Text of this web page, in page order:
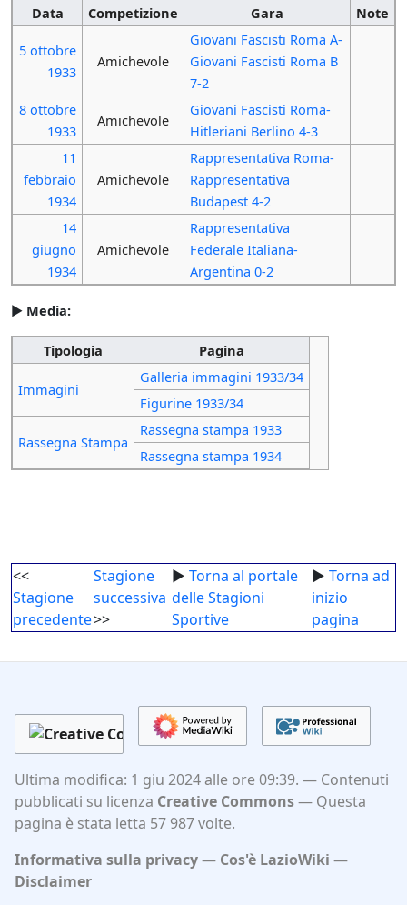
Data Competizione Gara Note
5 ottobre
1933
Amichevole
Giovani Fascisti Roma A-
Giovani Fascisti Roma B
7-2
8 ottobre
1933
Amichevole
Giovani Fascisti Roma-
Hitleriani Berlino 4-3
11
febbraio
1934
Amichevole
Rappresentativa Roma-
Rappresentativa
Budapest 4-2
14
giugno
1934
Amichevole
Rappresentativa
Federale Italiana-
Argentina 0-2
► Media:
Tipologia Pagina
Immagini
Galleria immagini 1933/34
Figurine 1933/34
Rassegna Stampa
Rassegna stampa 1933
Rassegna stampa 1934
<<
Stagione
precedente
Stagione
successiva
>>
► Torna al portale
delle Stagioni
Sportive
► Torna ad
inizio
pagina
Ultima modifica: 1 giu 2024 alle ore 09:39.
Contenuti
pubblicati su licenza Creative Commons
Questa
pagina è stata letta 57 987 volte.
Informativa sulla privacy
Cos'è LazioWiki
Disclaimer